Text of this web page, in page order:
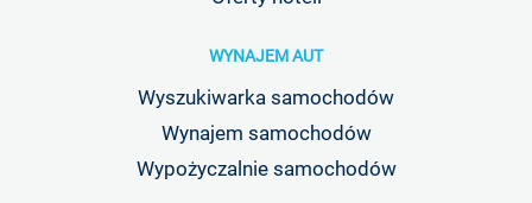
WYNAJEM AUT
Wyszukiwarka samochodów
Wynajem samochodów
Wypożyczalnie samochodów